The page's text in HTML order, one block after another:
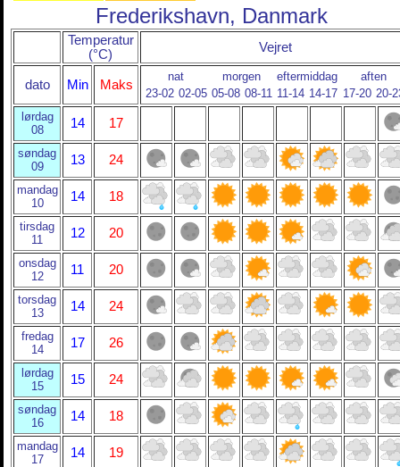
Frederikshavn, Danmark
Temperatur
(°C)
Vejret
dato Min Maks
nat morgen eftermiddag
aften
23-02 02-05 05-08 08-11 11-14 14-17 17-20 20-
lørdag
08
14 17
søndag
09
13 24
mandag
10
14 18
tirsdag
11
12 20
onsdag
12
11 20
torsdag
13
14 24
fredag
14
17 26
lørdag
15
15 24
søndag
16
14 18
mandag
17
14
19